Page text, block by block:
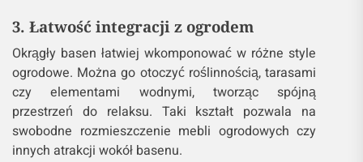
3. Łatwość integracji z ogrodem
Okrągły basen łatwiej wkomponować w różne style
ogrodowe. Można go otoczyć roślinnością, tarasami
czy elementami wodnymi, tworząc spójną
przestrzeń do relaksu. Taki kształt pozwala na
swobodne rozmieszczenie mebli ogrodowych czy
innych atrakcji wokół basenu.